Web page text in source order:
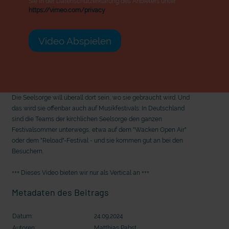
mit epd Text
https://vimeo.com/privacy
Video Abspielen
Die Seelsorge will überall dort sein, wo sie gebraucht wird. Und
das wird sie offenbar auch auf Musikfestivals: In Deutschland
sind die Teams der kirchlichen Seelsorge den ganzen
Festivalsommer unterwegs, etwa auf dem "Wacken Open Air"
oder dem "Reload"-Festival - und sie kommen gut an bei den
Besuchern.
+++ Dieses Video bieten wir nur als Vertical an +++
Metadaten des Beitrags
Datum:
24.09.2024